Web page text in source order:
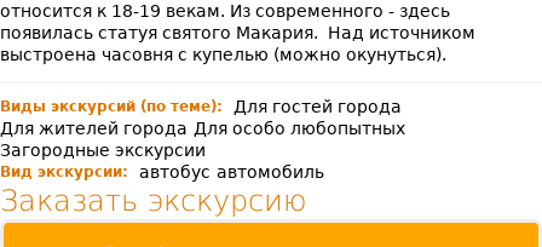
относится к 18-19 векам. Из современного - здесь
появилась статуя святого Макария. Над источником
выстроена часовня с купелью (можно окунуться).
Виды экскурсий (по теме):
Для гостей города
Для жителей города Для особо любопытных
Загородные экскурсии
Вид экскурсии: автобус автомобиль
Заказать экскурсию